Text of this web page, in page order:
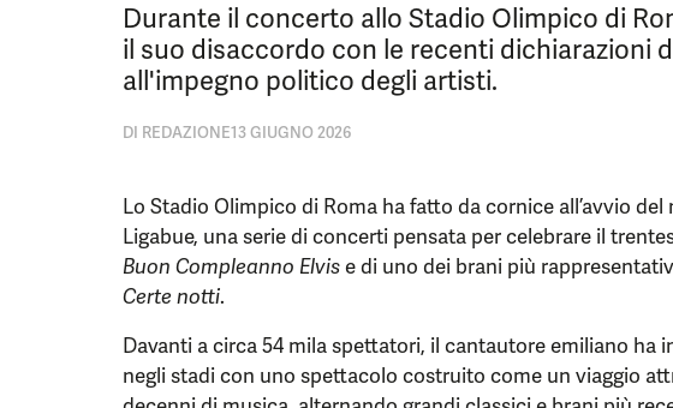
Durante il concerto allo Stadio Olimpico di
il suo disaccordo con le recenti dichiarazioni
all'impegno politico degli artisti.
DI REDAZIONE13 GIUGNO 2026
Lo Stadio Olimpico di Roma ha fatto da cornice all’avvio
Ligabue, una serie di concerti pensata per celebrare il
Buon Compleanno Elvise di uno dei brani più
Certe notti.
Davanti a circa 54 mila spettatori, il cantautore emiliano ha
negli stadi con uno spettacolo costruito come un viaggio